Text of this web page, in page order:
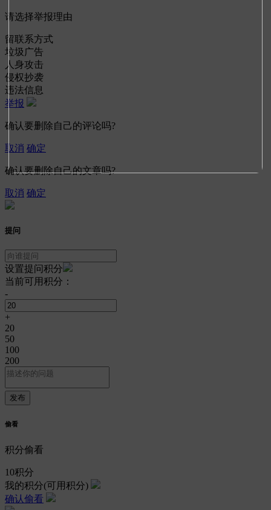
请选择举报理由
留联系方式
垃圾广告
人身攻击
侵权抄袭
违法信息
举报
确认要删除自己的评论吗?
取消 确定
确认要删除自己的文章吗?
取消 确定
提问
设置提问积分
当前可用积分：
-
+
20
50
100
200
偷看
积分偷看
10积分
我的积分(可用积分)
确认偷看